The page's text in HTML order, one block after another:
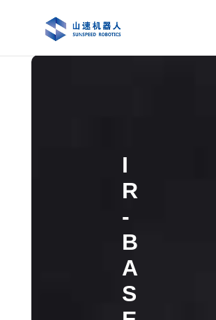
I
R
-
B
A
S